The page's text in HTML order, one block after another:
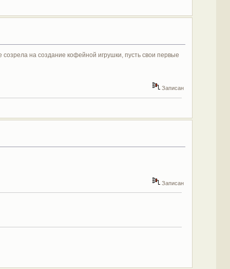
на создание кофейной игрушки, пусть свои первые
Записан
Записан